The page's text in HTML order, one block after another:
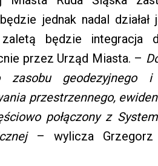
jednak nadal działał
będzie integracja
przez Urząd Miasta. –
geodezyjnego i
przestrzennego,
połączony z
– wylicza Grzegorz